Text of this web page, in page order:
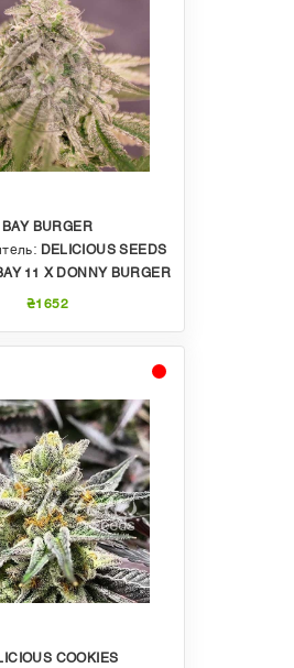
BAY BURGER
DELICIOUS SEEDS
11 X DONNY BURGER
₴1652
COOKIES